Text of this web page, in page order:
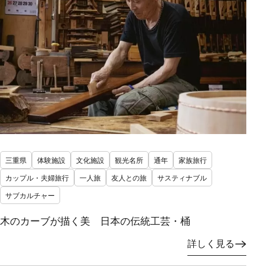
三重県 体験施設 文化施設 観光名所 通年
家族旅行
カップル・夫婦旅行
一人旅 友人との旅
サスティナブル
サブカルチャー
木のカーブが描く美 日本の伝統工芸・桶
詳しく見る